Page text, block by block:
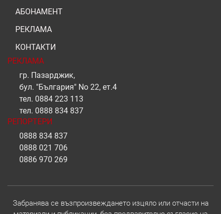
АБОНАМЕНТ
РЕКЛАМА
КОНТАКТИ
РЕКЛАМА
гр. Пазарджик,
бул. "България" No 22, ет.4
тел. 0884 223 113
тел. 0888 834 837
РЕПОРТЕРИ
0888 834 837
0888 021 706
0886 970 269
Забранява се възпроизвеждането изцяло или отчасти на